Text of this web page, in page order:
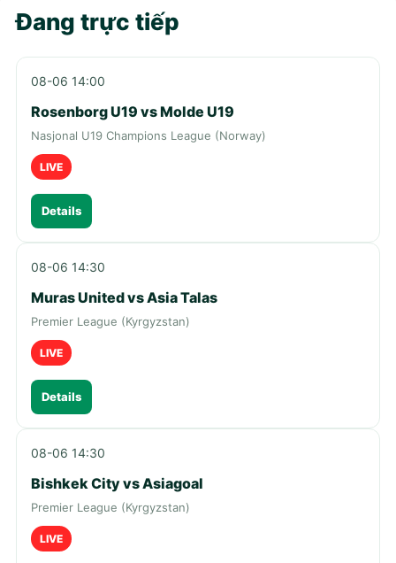
Đang trực tiếp
08-06 14:00
Rosenborg U19 vs Molde U19
Nasjonal U19 Champions League (Norway)
LIVE
Details
08-06 14:30
Muras United vs Asia Talas
Premier League (Kyrgyzstan)
LIVE
Details
08-06 14:30
Bishkek City vs Asiagoal
Premier League (Kyrgyzstan)
LIVE